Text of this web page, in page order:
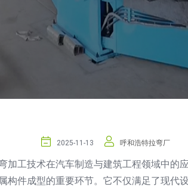
2025-11-13 呼和浩特拉弯厂
加工技术在汽车制造与建筑工程领域中的
构件成型的重要环节。它不仅满足了现代